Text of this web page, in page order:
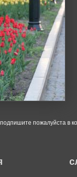
пожалуйста в